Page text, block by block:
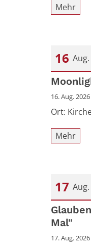
Mehr
16
Datum:
16. Aug.
Ort:
Mehr
17
Datum:
Mal"
17. Aug.